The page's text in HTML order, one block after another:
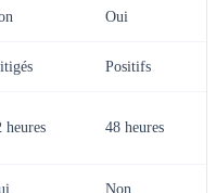
Oui
Positifs
heures 48 heures
Non